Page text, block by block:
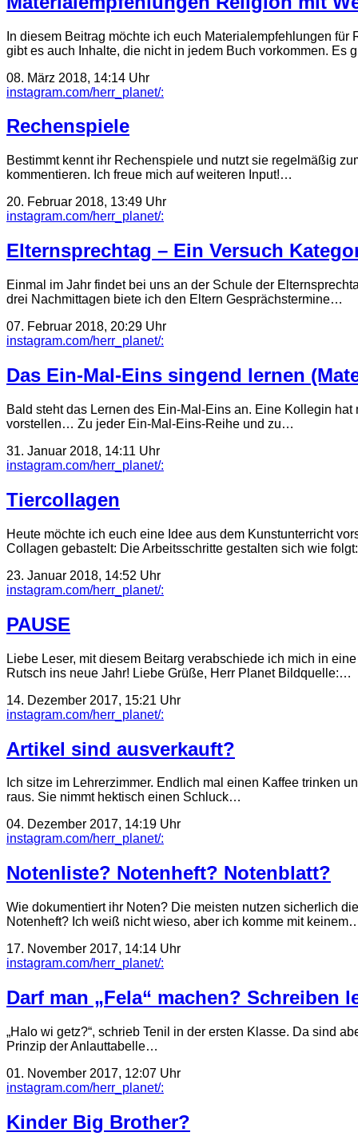
In diesem Beitrag möchte ich euch Materialempfehlungen
gibt es auch Inhalte, die nicht in jedem Buch vorkommen. Es
08. März 2018, 14:14 Uhr
instagram.com/herr_planet/:
Rechenspiele
Bestimmt kennt ihr Rechenspiele und nutzt sie regelmäßig
kommentieren. Ich freue mich auf weiteren Input!…
20. Februar 2018, 13:49 Uhr
instagram.com/herr_planet/:
Elternsprechtag – Ein Versuch
Einmal im Jahr findet bei uns an der Schule der
drei Nachmittagen biete ich den Eltern Gesprächstermine…
07. Februar 2018, 20:29 Uhr
instagram.com/herr_planet/:
Das Ein-Mal-Eins singend lernen
Bald steht das Lernen des Ein-Mal-Eins an. Eine Kollegin
vorstellen… Zu jeder Ein-Mal-Eins-Reihe und zu…
31. Januar 2018, 14:11 Uhr
instagram.com/herr_planet/:
Tiercollagen
Heute möchte ich euch eine Idee aus dem Kunstunterricht
Collagen gebastelt: Die Arbeitsschritte gestalten sich wie
23. Januar 2018, 14:52 Uhr
instagram.com/herr_planet/:
PAUSE
Liebe Leser, mit diesem Beitarg verabschiede ich mich in
Rutsch ins neue Jahr! Liebe Grüße, Herr Planet Bildquelle:…
14. Dezember 2017, 15:21 Uhr
instagram.com/herr_planet/:
Artikel sind ausverkauft?
Ich sitze im Lehrerzimmer. Endlich mal einen Kaffee trinken
raus. Sie nimmt hektisch einen Schluck…
04. Dezember 2017, 14:19 Uhr
instagram.com/herr_planet/:
Notenliste? Notenheft? Notenblatt?
Wie dokumentiert ihr Noten? Die meisten nutzen sicherlich
Notenheft? Ich weiß nicht wieso, aber ich komme mit
17. November 2017, 14:14 Uhr
instagram.com/herr_planet/:
Darf man „Fela“ machen? Schreiben
„Halo wi getz?“, schrieb Tenil in der ersten Klasse. Da sind
Prinzip der Anlauttabelle…
01. November 2017, 12:07 Uhr
instagram.com/herr_planet/:
Kinder Big Brother?